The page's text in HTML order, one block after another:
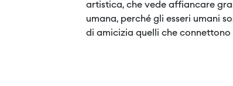
artistica, che vede affiancare
umana, perché gli esseri umani
di amicizia quelli che connettono